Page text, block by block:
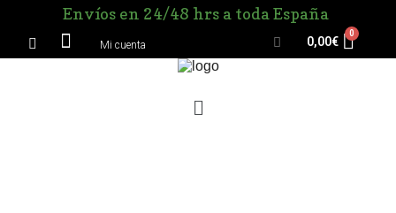
Envíos en 24/48 hrs a toda España
Mi cuenta 0,00€